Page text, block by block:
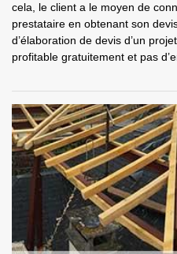
cela, le client a le moyen de
prestataire en obtenant son
d’élaboration de devis d’un
profitable gratuitement et pas